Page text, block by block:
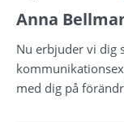
Anna
Nu erbjuder vi dig
med dig på